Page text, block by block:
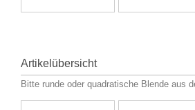
Artikelübersicht
Bitte runde oder quadratische Blende aus